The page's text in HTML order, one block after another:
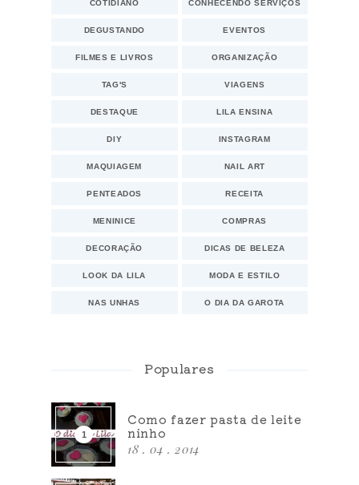
COTIDIANO CONHECENDO SERVIÇOS
DEGUSTANDO EVENTOS
FILMES E LIVROS ORGANIZAÇÃO
TAG'S VIAGENS
DESTAQUE LILA ENSINA
DIY INSTAGRAM
MAQUIAGEM NAIL ART
PENTEADOS RECEITA
MENINICE COMPRAS
DECORAÇÃO DICAS DE BELEZA
LOOK DA LILA MODA E ESTILO
NAS UNHAS O DIA DA GAROTA
Populares
Como fazer pasta de leite
ninho
18 . 04 . 2014